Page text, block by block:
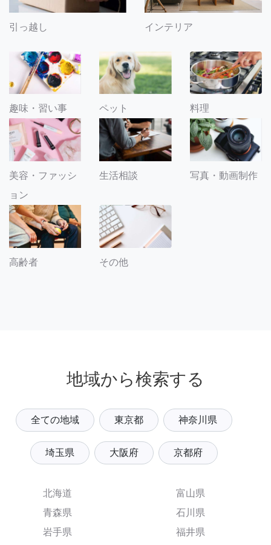
引っ越し インテリア
趣味・習い事 ペット 料理
美容・ファッシ
ョン
生活相談 写真・動画制作
高齢者 その他
地域から検索する
全ての地域 東京都 神奈川県
埼玉県 大阪府 京都府
北海道
青森県
岩手県
富山県
石川県
福井県